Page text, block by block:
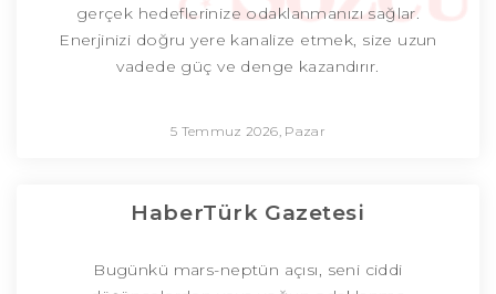
gerçek hedeflerinize odaklanmanızı sağlar.
Enerjinizi doğru yere kanalize etmek, size uzun
vadede güç ve denge kazandırır.
5 Temmuz 2026, Pazar
HaberTürk Gazetesi
Bugünkü mars-neptün açısı, seni ciddi